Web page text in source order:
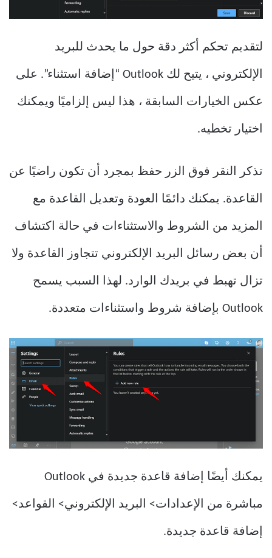
لتقديم تحكم أكثر دقة حول ما يحدث للبريد
الإلكتروني ، يتيح لك Outlook “إضافة استثناء”. على
عكس الخيارات السابقة ، هذا ليس إلزاميًا ويمكنك
اختيار تخطيه.
تذكر النقر فوق الزر حفظ بمجرد أن تكون راضيًا عن
القاعدة. يمكنك دائمًا العودة وتعديل القاعدة مع
المزيد من الشروط والاستثناءات في حالة اكتشاف
أن بعض رسائل البريد الإلكتروني تتجاوز القاعدة ولا
تزال تهبط في بريدك الوارد. لهذا السبب يسمح
Outlook بإضافة شروط واستثناءات متعددة.
يمكنك أيضًا إضافة قاعدة جديدة في Outlook
مباشرة من الإعدادات> البريد الإلكتروني> القواعد>
إضافة قاعدة جديدة.